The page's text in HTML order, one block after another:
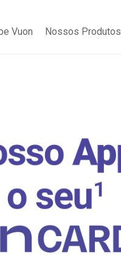
Vuon Nossos Produtos